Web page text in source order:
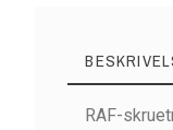
RAF-